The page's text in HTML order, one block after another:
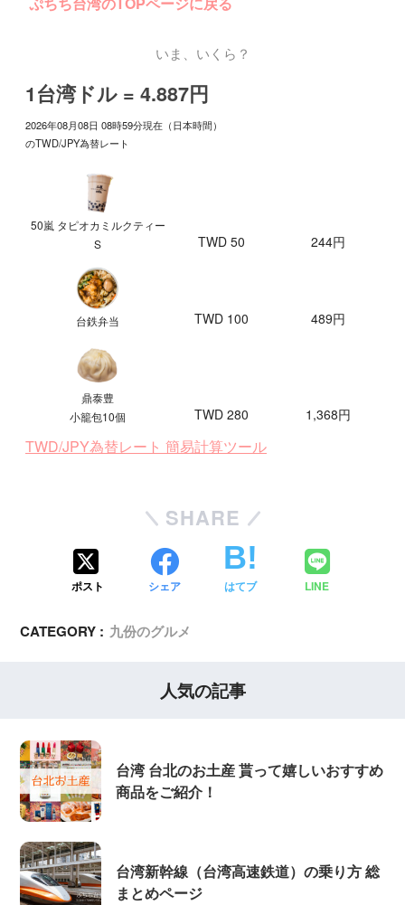
いま、いくら？
1台湾ドル = 4.887円
2026年08月08日 08時59分現在（日本時間）
のTWD/JPY為替レート
50嵐 タピオカミルクティー
S
TWD 50 244円
台鉄弁当 TWD 100 489円
鼎泰豊
小籠包10個
TWD 280 1,368円
TWD/JPY為替レート 簡易計算ツール
SHARE
ポスト シェア はてブ LINE
CATEGORY : 九份のグルメ
人気の記事
台湾 台北のお土産 貰って嬉しいおすすめ
商品をご紹介！
台湾新幹線（台湾高速鉄道）の乗り方 総
まとめページ